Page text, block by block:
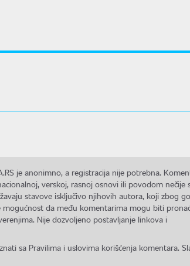
je anonimno, a registracija nije potrebna.
verskoj, rasnoj osnovi ili povodom nečije
stavove isključivo njihovih autora, koji zbog
da među komentarima mogu biti
Nije dozvoljeno postavljanje linkova i
sa Pravilima i uslovima korišćenja komentara.